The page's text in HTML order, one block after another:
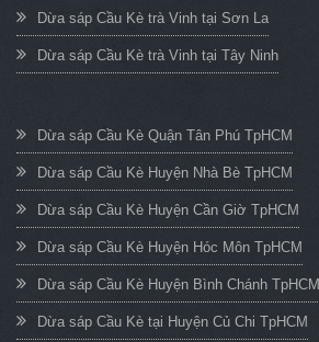
Dừa sáp Cầu Kè trà Vinh tại Sơn La
Dừa sáp Cầu Kè trà Vinh tại Tây Ninh
Dừa sáp Cầu Kè Quận Tân Phú TpHCM
Dừa sáp Cầu Kè Huyện Nhà Bè TpHCM
Dừa sáp Cầu Kè Huyện Cần Giờ TpHCM
Dừa sáp Cầu Kè Huyện Hóc Môn TpHCM
Dừa sáp Cầu Kè Huyện Bình Chánh TpHCM
Dừa sáp Cầu Kè tại Huyện Củ Chi TpHCM